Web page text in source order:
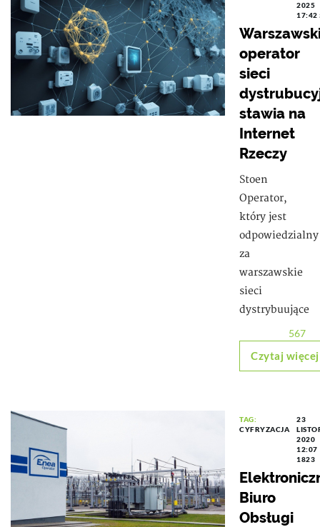
2025
17:42
operator
sieci
stawia na
Internet
Rzeczy
Stoen
Operator,
który jest
odpowiedzialny
za
warszawskie
sieci
dystrybuujące
567
Czytaj więcej
TAG:
CYFRYZACJA
23
2020
12:07
1823
Biuro
Obsługi